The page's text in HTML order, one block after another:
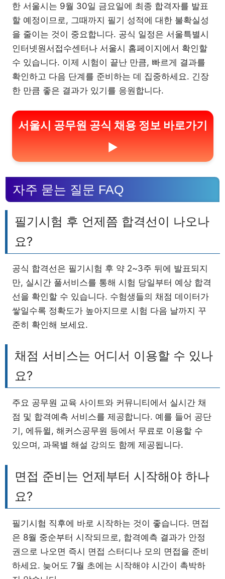
한 서울시는 9월 30일 금요일에 최종 합격자를 발표
할 예정이므로, 그때까지 필기 성적에 대한 불확실성
을 줄이는 것이 중요합니다. 공식 일정은 서울특별시
인터넷원서접수센터나 서울시 홈페이지에서 확인할
수 있습니다. 이제 시험이 끝난 만큼, 빠르게 결과를
확인하고 다음 단계를 준비하는 데 집중하세요. 긴장
한 만큼 좋은 결과가 있기를 응원합니다.
서울시 공무원 공식 채용 정보 바로가기
▶
자주 묻는 질문 FAQ
필기시험 후 언제쯤 합격선이 나오나
요?
공식 합격선은 필기시험 후 약 2~3주 뒤에 발표되지
만, 실시간 풀서비스를 통해 시험 당일부터 예상 합격
선을 확인할 수 있습니다. 수험생들의 채점 데이터가
쌓일수록 정확도가 높아지므로 시험 다음 날까지 꾸
준히 확인해 보세요.
채점 서비스는 어디서 이용할 수 있나
요?
주요 공무원 교육 사이트와 커뮤니티에서 실시간 채
점 및 합격예측 서비스를 제공합니다. 예를 들어 공단
기, 에듀윌, 해커스공무원 등에서 무료로 이용할 수
있으며, 과목별 해설 강의도 함께 제공됩니다.
면접 준비는 언제부터 시작해야 하나
요?
필기시험 직후에 바로 시작하는 것이 좋습니다. 면접
은 8월 중순부터 시작되므로, 합격예측 결과가 안정
권으로 나오면 즉시 면접 스터디나 모의 면접을 준비
하세요. 늦어도 7월 초에는 시작해야 시간이 촉박하